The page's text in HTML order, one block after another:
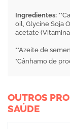
Ingredientes:
oil, Glycine Soja
acetate
**Azeite de
*Cânhamo de
OUTROS
SAÚDE